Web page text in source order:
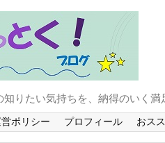
知りたい気持ちを、納得のいく満
ポリシー プロフィール おス